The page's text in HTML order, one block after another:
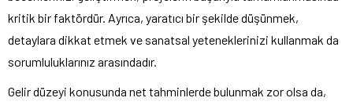
kritik bir faktördür. Ayrıca, yaratıcı bir şekilde düşünmek,
detaylara dikkat etmek ve sanatsal yeteneklerinizi kullanmak da
sorumluluklarınız arasındadır.
Gelir düzeyi konusunda net tahminlerde bulunmak zor olsa da,